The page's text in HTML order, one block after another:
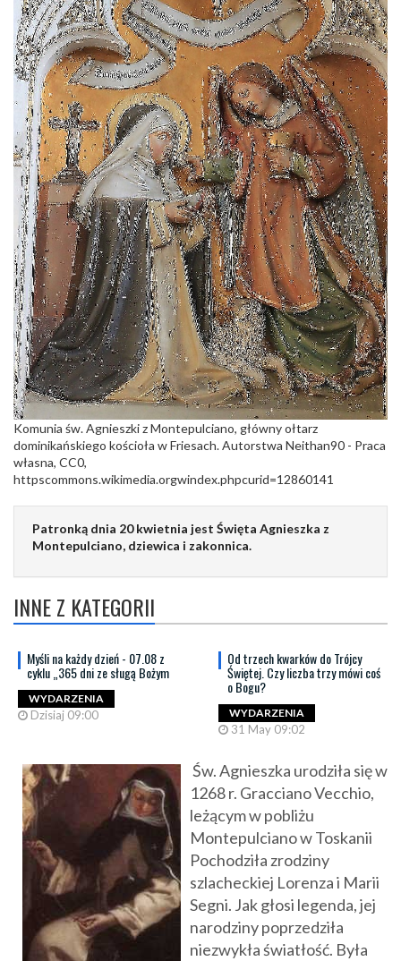
Komunia św. Agnieszki z Montepulciano, główny ołtarz
dominikańskiego kościoła w Friesach. Autorstwa Neithan90 - Praca
własna, CC0,
httpscommons.wikimedia.orgwindex.phpcurid=12860141
Patronką dnia 20 kwietnia jest Święta Agnieszka z
Montepulciano, dziewica i zakonnica.
INNE Z KATEGORII
Myśli na każdy dzień - 07.08 z
cyklu „365 dni ze sługą Bożym
WYDARZENIA
Dzisiaj 09:00
Od trzech kwarków do Trójcy
Świętej. Czy liczba trzy mówi coś
o Bogu?
WYDARZENIA
31 May 09:02
Św. Agnieszka urodziła się w
1268 r. Gracciano Vecchio,
leżącym w pobliżu
Montepulciano w Toskanii
Pochodziła zrodziny
szlacheckiej Lorenza i Marii
Segni. Jak głosi legenda, jej
narodziny poprzedziła
niezwykła światłość. Była